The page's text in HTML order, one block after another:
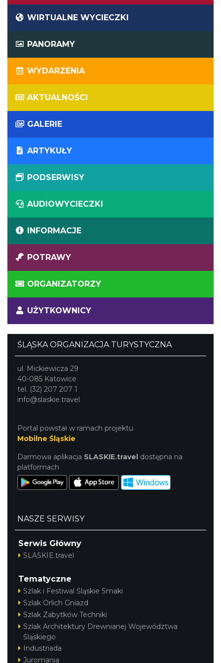
WIRTUALNE WYCIECZKI
PANORAMY
WYDARZENIA
AKTUALNOŚCI
GALERIE
ARTYKUŁY
PODSERWISY
AUDIOWYCIECZKI
INFORMACJE
POTRAWY
ORGANIZATORZY
UŻYTKOWNICY
ŚLĄSKA ORGANIZACJA TURYSTYCZNA
ul. Mickiewicza 29
40-085 Katowice
tel. (32) 207 207 1
info@slaskie.travel
Portal powstał w ramach projektu
Mobilne Śląskie
Darmowa aplikacja SLASKIE.travel dostępna na
platformach
NASZE SERWISY
Serwis Główny
SLASKIE.travel
Tematyczne
Szlak i Festiwal Śląskie Smaki
Szlak Orlich Gniazd
Szlak Zabytków Techniki
Szlak Architektury Drewnianej Województwa
Śląskiego
Industriada
Juromania